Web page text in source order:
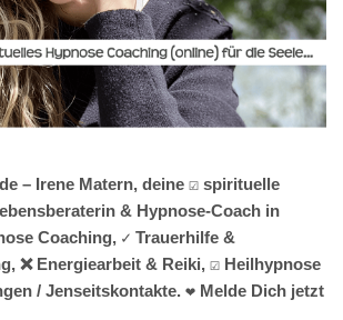
– Irene Matern, deine ☑️ spirituelle
& Hypnose-Coach in
Coaching, ✓ Trauerhilfe &
❌ Energiearbeit & Reiki, ☑️ Heilhypnose
/ Jenseitskontakte. ❤ Melde Dich jetzt